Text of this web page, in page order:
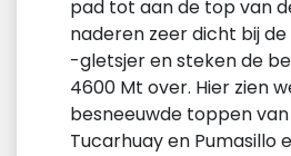
pad tot aan de top van
naderen zeer dicht bij
-gletsjer en steken de
4600 Mt over. Hier zien
besneeuwde toppen
Tucarhuay en Pumasillo